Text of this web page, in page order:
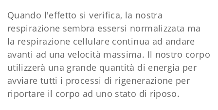
Quando l'effetto si verifica, la nostra
respirazione sembra essersi normalizzata ma
la respirazione cellulare continua ad andare
avanti ad una velocità massima. Il nostro corpo
utilizzerà una grande quantità di energia per
avviare tutti i processi di rigenerazione per
riportare il corpo ad uno stato di riposo.